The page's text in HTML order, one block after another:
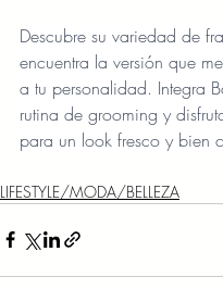
Descubre su variedad de
encuentra la versión que
a tu personalidad. Integra
rutina de grooming y
para un look fresco y bien
LIFESTYLE/MODA/BELLEZA